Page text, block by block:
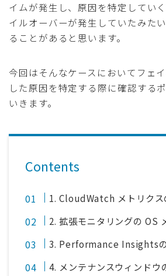
イムが発生し、原因を特定してい
イルオーバーが発生していたみた
ることがあると思います。
今回はそんなケースにおいてフェ
した原因を特定する際に確認する
いきます。
Contents
1. CloudWatch メトリクス
2. 拡張モニタリングの OS
3. Performance Insights
4. メンテナンスウィンドウ